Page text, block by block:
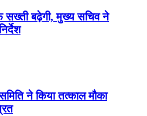
सख्ती बढ़ेगी, मुख्य सचिव ने
समिति ने किया तत्काल मौका